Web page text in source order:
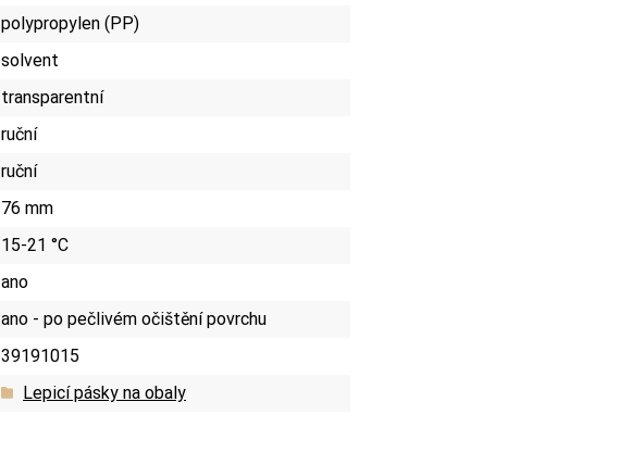
polypropylen (PP)
solvent
transparentní
ruční
ruční
76 mm
15-21 °C
ano
ano - po pečlivém očištění povrchu
39191015
Lepicí pásky na obaly